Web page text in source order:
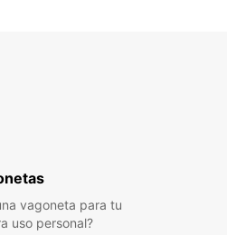
vagoneta para tu
uso personal?